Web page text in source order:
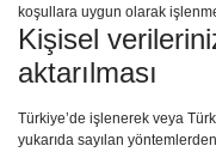
koşullara uygun olarak
Kişisel
aktarılması
Türkiye’de işlenerek veya
yukarıda sayılan